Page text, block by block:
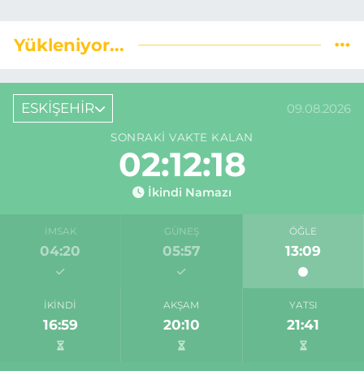
Yükleniyor...
ESKİŞEHİR 09.08.2026
SONRAKI VAKTE KALAN
02:12:17
İkindi Namazı
İMSAK
04:20
GÜNEŞ
05:57
ÖĞLE
13:09
İKINDI
16:59
AKŞAM
20:10
YATSI
21:41